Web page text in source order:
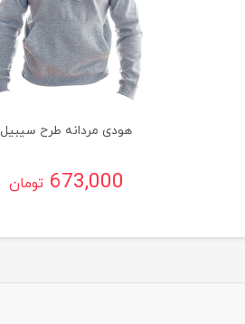
هودی مردانه طرح سیبیل
673,000 تومان